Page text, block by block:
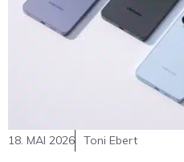
18. MAI 2026 Toni Ebert